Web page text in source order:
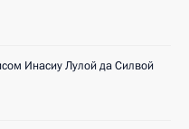
Инасиу Лулой да Силвой